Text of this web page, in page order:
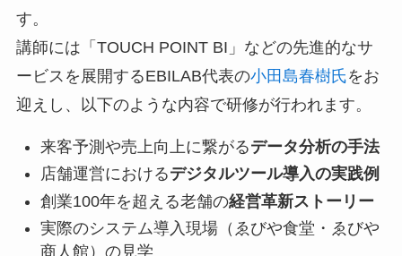
す。
講師には「TOUCH POINT BI」などの先進的なサ
ービスを展開するEBILAB代表の小田島春樹氏をお
迎えし、以下のような内容で研修が行われます。
来客予測や売上向上に繋がるデータ分析の手法
店舗運営におけるデジタルツール導入の実践例
創業100年を超える老舗の経営革新ストーリー
実際のシステム導入現場（ゑびや食堂・ゑびや
商人館）の見学